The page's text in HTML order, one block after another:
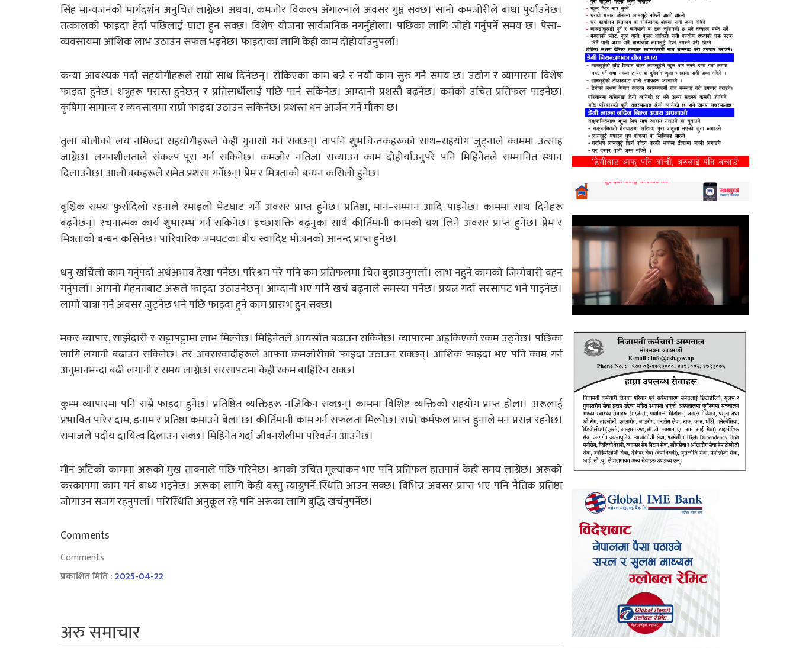
सिंह मान्यजनको मार्गदर्शन अनुचित लाग्नेछ। अथवा, कमजोर विकल्प अँगाल्नाले अवसर गुम्न सक्छ। सानो कमजोरीले बाधा पुर्याउनेछ।
तत्कालको फाइदा हेर्दा पछिलाई घाटा हुन सक्छ। विशेष योजना सार्वजनिक नगर्नुहोला। पछिका लागि जोहो गर्नुपर्ने समय छ। पेसा–
व्यवसायमा आंशिक लाभ उठाउन सफल भइनेछ। फाइदाका लागि केही काम दोहोर्याउनुपर्ला।
कन्या आवश्यक पर्दा सहयोगीहरूले राम्रो साथ दिनेछन्। रोकिएका काम बन्ने र नयाँ काम सुरु गर्ने समय छ। उद्योग र व्यापारमा विशेष
फाइदा हुनेछ। शत्रुहरू परास्त हुनेछन् र प्रतिस्पर्धीलाई पछि पार्न सकिनेछ। आम्दानी प्रशस्तै बढ्नेछ। कर्मको उचित प्रतिफल पाइनेछ।
कृषिमा सामान्य र व्यवसायमा राम्रो फाइदा उठाउन सकिनेछ। प्रशस्त धन आर्जन गर्ने मौका छ।
तुला बाेलीकाे लय नमिल्दा सहयाेगीहरूले केही गुनासाे गर्न सक्छन्। तापनि शुभचिन्तकहरूको साथ–सहयाेग जुट्नाले काममा उत्साह
जाग्नेछ। लगनशीलताले संकल्प पूरा गर्न सकिनेछ। कमजोर नतिजा सच्याउन काम दोहोर्याउनुपरे पनि मिहिनेतले सम्मानित स्थान
दिलाउनेछ। आलोचकहरूले समेत प्रशंसा गर्नेछन्। प्रेम र मित्रताको बन्धन कसिलो हुनेछ।
वृश्चिक समय फुर्सदिलो रहनाले रमाइलो भेटघाट गर्ने अवसर प्राप्त हुनेछ। प्रतिष्ठा, मान–सम्मान आदि पाइनेछ। काममा साथ दिनेहरू
बढ्नेछन्। रचनात्मक कार्य शुभारम्भ गर्न सकिनेछ। इच्छाशक्ति बढ्नुका साथै कीर्तिमानी कामको यश लिने अवसर प्राप्त हुनेछ। प्रेम र
मित्रताको बन्धन कसिनेछ। पारिवारिक जमघटका बीच स्वादिष्ट भोजनको आनन्द प्राप्त हुनेछ।
धनु खर्चिलो काम गर्नुपर्दा अर्थअभाव देखा पर्नेछ। परिश्रम परे पनि कम प्रतिफलमा चित्त बुझाउनुपर्ला। लाभ नहुने कामको जिम्मेवारी वहन
गर्नुपर्ला। आफ्नो मेहनतबाट अरूले फाइदा उठाउनेछन्। आम्दानी भए पनि खर्च बढ्नाले समस्या पर्नेछ। प्रयत्न गर्दा सरसापट भने पाइनेछ।
लामो यात्रा गर्ने अवसर जुट्नेछ भने पछि फाइदा हुने काम प्रारम्भ हुन सक्छ।
मकर व्यापार, साझेदारी र सट्टापट्टामा लाभ मिल्नेछ। मिहिनेतले आयस्रोत बढाउन सकिनेछ। व्यापारमा अड्किएको रकम उठ्नेछ। पछिका
लागि लगानी बढाउन सकिनेछ। तर अवसरवादीहरूले आफ्ना कमजोरीको फाइदा उठाउन सक्छन्। आंशिक फाइदा भए पनि काम गर्न
अनुमानभन्दा बढी लगानी र समय लाग्नेछ। सरसापटमा केही रकम बाहिरिन सक्छ।
कुम्भ व्यापारमा पनि राम्रै फाइदा हुनेछ। प्रतिष्ठित व्यक्तिहरू नजिकिन सक्छन्। काममा विशिष्ट व्यक्तिको सहयोग प्राप्त होला। अरूलाई
प्रभावित पारेर दाम, इनाम र प्रतिष्ठा कमाउने बेला छ। कीर्तिमानी काम गर्न सफलता मिल्नेछ। राम्रो कर्मफल प्राप्त हुनाले मन प्रसन्न रहनेछ।
समाजले पदीय दायित्व दिलाउन सक्छ। मिहिनेत गर्दा जीवनशैलीमा परिवर्तन आउनेछ।
मीन आँटेको काममा अरूको मुख ताक्नाले पछि परिनेछ। श्रमको उचित मूल्यांकन भए पनि प्रतिफल हातपार्न केही समय लाग्नेछ। अरूको
करकापमा काम गर्न बाध्य भइनेछ। अरूका लागि केही वस्तु त्याग्नुपर्ने स्थिति आउन सक्छ। विभिन्न अवसर प्राप्त भए पनि नैतिक प्रतिष्ठा
जोगाउन सजग रहनुपर्ला। परिस्थिति अनुकूल रहे पनि अरूका लागि बुद्धि खर्चनुपर्नेछ।
Comments
Comments
प्रकाशित मिति :2025-04-22
अरु समाचार